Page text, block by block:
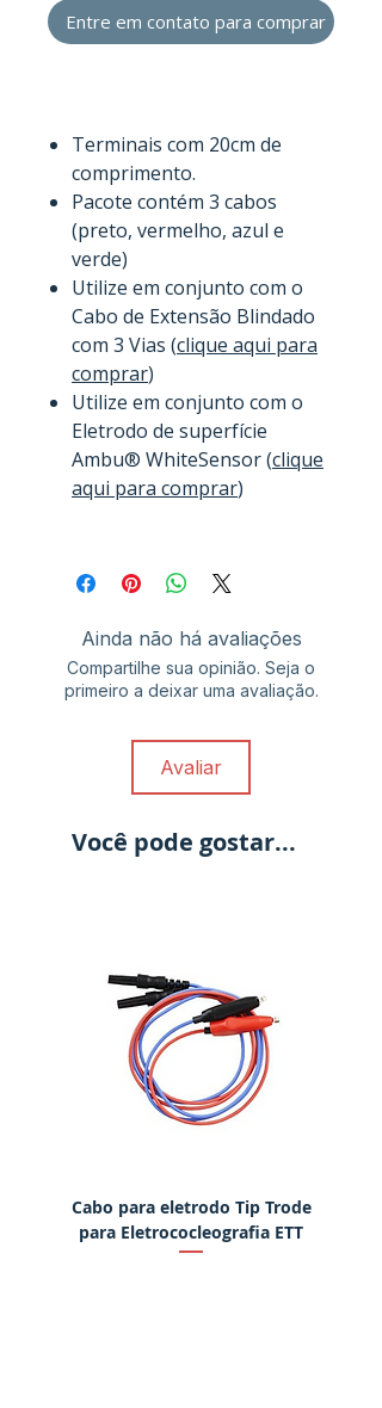
Entre em contato para comprar
Terminais com 20cm de
comprimento.
Pacote contém 3 cabos
(preto, vermelho, azul e
verde)
Utilize em conjunto com o
Cabo de Extensão Blindado
com 3 Vias (clique aqui para
comprar)
Utilize em conjunto com o
Eletrodo de superfície
Ambu® WhiteSensor (clique
aqui para comprar)
Ainda não há avaliações
Compartilhe sua opinião. Seja o
primeiro a deixar uma avaliação.
Avaliar
Você pode gostar...
Cabo para eletrodo Tip Trode
para Eletrococleografia ETT